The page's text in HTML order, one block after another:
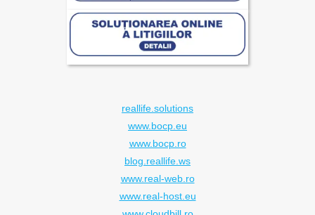
reallife.solutions
www.bocp.eu
www.bocp.ro
blog.reallife.ws
www.real-web.ro
www.real-host.eu